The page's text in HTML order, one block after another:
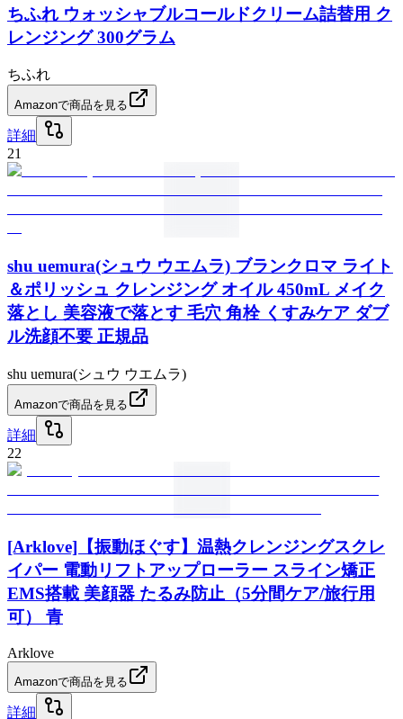
ちふれ ウォッシャブルコールドクリーム詰替用 ク
レンジング 300グラム
ちふれ
Amazonで商品を見る
詳細
21
shu uemura(シュウ ウエムラ) ブランクロマ ライト
＆ポリッシュ クレンジング オイル 450mL メイク
落とし 美容液で落とす 毛穴 角栓 くすみケア ダブ
ル洗顔不要 正規品
shu uemura(シュウ ウエムラ)
Amazonで商品を見る
詳細
22
[Arklove]【振動ほぐす】温熱クレンジングスクレ
イパー 電動リフトアップローラー スライン矯正
EMS搭載 美顔器 たるみ防止（5分間ケア/旅行用
可） 青
Arklove
Amazonで商品を見る
詳細